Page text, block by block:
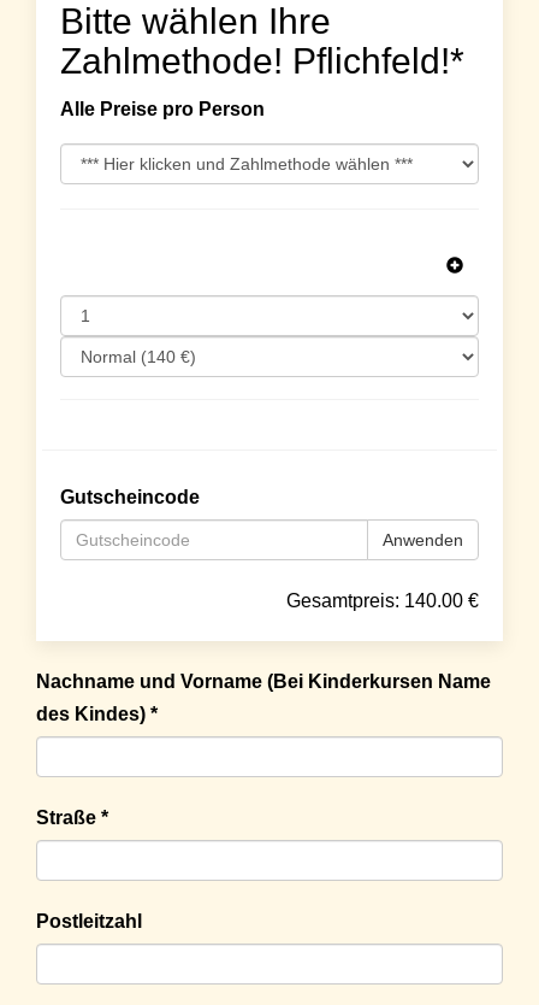
Bitte wählen Ihre
Zahlmethode! Pflichfeld!*
Alle Preise pro Person
Gutscheincode
Anwenden
Gesamtpreis: 140.00 €
Nachname und Vorname (Bei Kinderkursen Name
des Kindes) *
Straße *
Postleitzahl